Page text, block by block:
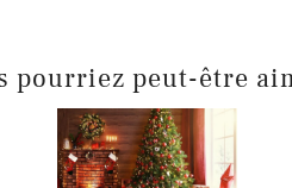
pourriez peut-être